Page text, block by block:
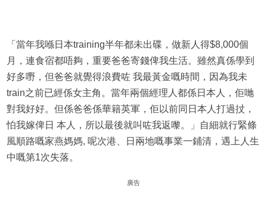
「當年我喺日本training半年都未出碟，做新人得$8,000個
月，連食宿都唔夠，重要爸爸寄錢俾我生活。雖然真係學到
好多嘢，但爸爸就覺得浪費咗 我最黃金嘅時間，因為我未
train之前已經係女主角。當年兩個經理人都係日本人，佢哋
對我好好。但係爸爸係華籍英軍，佢以前同日本人打過扙，
怕我嫁俾日 本人，所以最後就叫咗我返嚟。」自細就行緊條
風順路嘅家燕媽媽, 呢次港、日兩地嘅事業一鋪清，遇上人生
中嘅第1次失落。
廣告